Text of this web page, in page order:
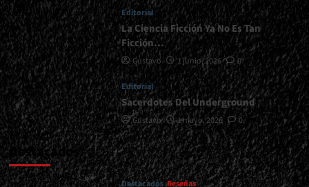
Editorial
La Ciencia Ficción Ya No Es Tan
Ficción…
Gustavo 1 junio, 2026 0
Editorial
Sacerdotes Del Underground
Gustavo 1 mayo, 2026 0
Destacados
Destacados Reseñas